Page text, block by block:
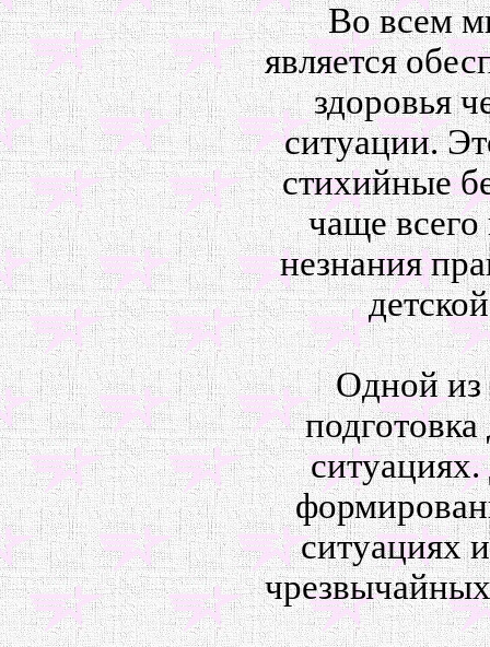
Во всем
является
здоровья
ситуации.
стихийные
чаще
незнания
Одной из
ситуациях